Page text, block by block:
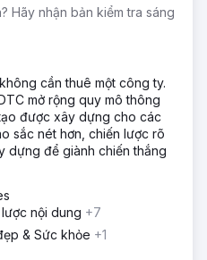
Hãy nhận bản kiểm tra sáng
cần thuê một công ty.
mở rộng quy mô thông
được xây dựng cho các
sắc nét hơn, chiến lược rõ
dựng để giành chiến thắng
nội dung +7
& Sức khỏe +1